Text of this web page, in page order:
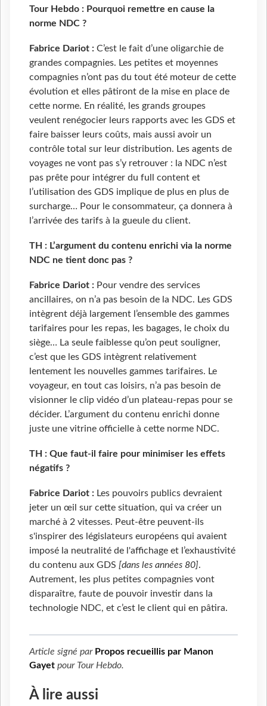
Tour Hebdo : Pourquoi remettre en cause la
norme NDC ?
Fabrice Dariot : C’est le fait d’une oligarchie de
grandes compagnies. Les petites et moyennes
compagnies n’ont pas du tout été moteur de cette
évolution et elles pâtiront de la mise en place de
cette norme. En réalité, les grands groupes
veulent renégocier leurs rapports avec les GDS et
faire baisser leurs coûts, mais aussi avoir un
contrôle total sur leur distribution. Les agents de
voyages ne vont pas s’y retrouver : la NDC n’est
pas prête pour intégrer du full content et
l’utilisation des GDS implique de plus en plus de
surcharge… Pour le consommateur, ça donnera à
l’arrivée des tarifs à la gueule du client.
TH : L’argument du contenu enrichi via la norme
NDC ne tient donc pas ?
Fabrice Dariot : Pour vendre des services
ancillaires, on n’a pas besoin de la NDC. Les GDS
intègrent déjà largement l’ensemble des gammes
tarifaires pour les repas, les bagages, le choix du
siège… La seule faiblesse qu’on peut souligner,
c’est que les GDS intègrent relativement
lentement les nouvelles gammes tarifaires. Le
voyageur, en tout cas loisirs, n’a pas besoin de
visionner le clip vidéo d’un plateau-repas pour se
décider. L’argument du contenu enrichi donne
juste une vitrine officielle à cette norme NDC.
TH : Que faut-il faire pour minimiser les effets
négatifs ?
Fabrice Dariot : Les pouvoirs publics devraient
jeter un œil sur cette situation, qui va créer un
marché à 2 vitesses. Peut-être peuvent-ils
s'inspirer des législateurs européens qui avaient
imposé la neutralité de l'affichage et l’exhaustivité
du contenu aux GDS [dans les années 80].
Autrement, les plus petites compagnies vont
disparaître, faute de pouvoir investir dans la
technologie NDC, et c’est le client qui en pâtira.
Article signé par Propos recueillis par Manon
Gayet pour Tour Hebdo.
À lire aussi